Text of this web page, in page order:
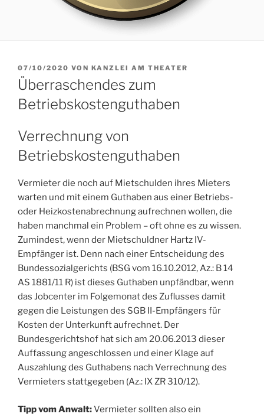
VERÖFFENTLICHT
AM
07/10/2020 VON KANZLEI AM THEATER
Überraschendes zum
Betriebskostenguthaben
Verrechnung von
Betriebskostenguthaben
Vermieter die noch auf Mietschulden ihres Mieters
warten und mit einem Guthaben aus einer Betriebs-
oder Heizkostenabrechnung aufrechnen wollen, die
haben manchmal ein Problem – oft ohne es zu wissen.
Zumindest, wenn der Mietschuldner Hartz IV-
Empfänger ist. Denn nach einer Entscheidung des
Bundessozialgerichts (BSG vom 16.10.2012, Az.: B 14
AS 1881/11 R) ist dieses Guthaben unpfändbar, wenn
das Jobcenter im Folgemonat des Zuflusses damit
gegen die Leistungen des SGB II-Empfängers für
Kosten der Unterkunft aufrechnet. Der
Bundesgerichtshof hat sich am 20.06.2013 dieser
Auffassung angeschlossen und einer Klage auf
Auszahlung des Guthabens nach Verrechnung des
Vermieters stattgegeben (Az.: IX ZR 310/12).
Tipp vom Anwalt:Vermieter sollten also ein